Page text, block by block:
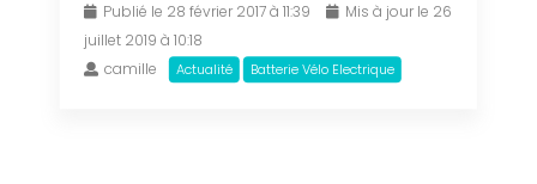
Publié le 28 février 2017 à 11:39
Mis à jour le 26
juillet 2019 à 10:18
camille
Actualité Batterie Vélo Electrique